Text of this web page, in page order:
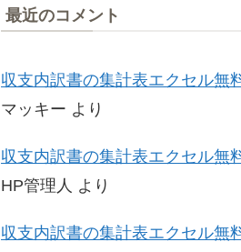
最近のコメント
収支内訳書の集計表エクセル無
マッキー より
収支内訳書の集計表エクセル無
HP管理人 より
収支内訳書の集計表エクセル無